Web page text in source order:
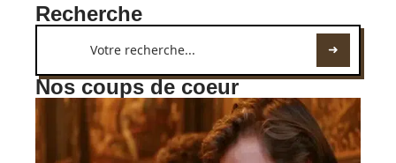
Recherche
Nos coups de coeur